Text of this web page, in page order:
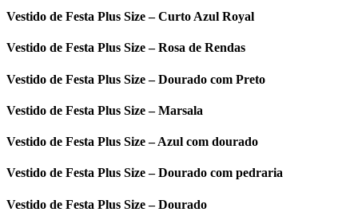
Vestido de Festa Plus Size – Curto Azul Royal
Vestido de Festa Plus Size – Rosa de Rendas
Vestido de Festa Plus Size – Dourado com Preto
Vestido de Festa Plus Size – Marsala
Vestido de Festa Plus Size – Azul com dourado
Vestido de Festa Plus Size – Dourado com pedraria
Vestido de Festa Plus Size – Dourado